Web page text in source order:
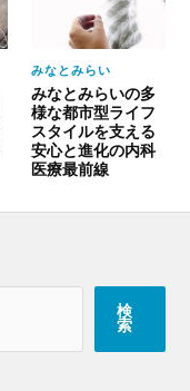
みなとみらい
みなとみらいの多
様な都市型ライフ
スタイルを支える
安心と進化の内科
医療最前線
検
索